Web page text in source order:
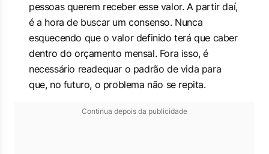
pessoas querem receber esse valor. A partir daí,
é a hora de buscar um consenso. Nunca
esquecendo que o valor definido terá que caber
dentro do orçamento mensal. Fora isso, é
necessário readequar o padrão de vida para
que, no futuro, o problema não se repita.
Continua depois da publicidade